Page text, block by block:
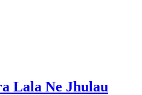
Lala Ne Jhulau